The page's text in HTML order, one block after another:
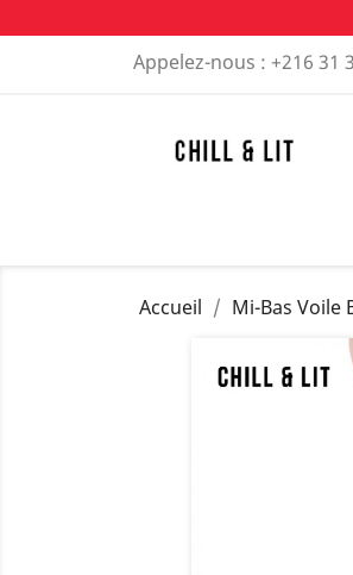
Appelez-nous : +216 31
Accueil Mi-Bas Voile